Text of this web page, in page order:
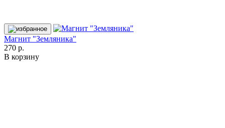
Магнит "Земляника"
270 р.
В корзину